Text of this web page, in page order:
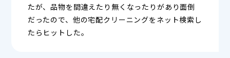
たが、品物を間違えたり無くなったりがあり面倒
だったので、他の宅配クリーニングをネット検索し
たらヒットした。